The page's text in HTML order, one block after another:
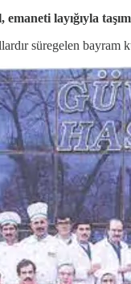
layığıyla
süregelen bayram